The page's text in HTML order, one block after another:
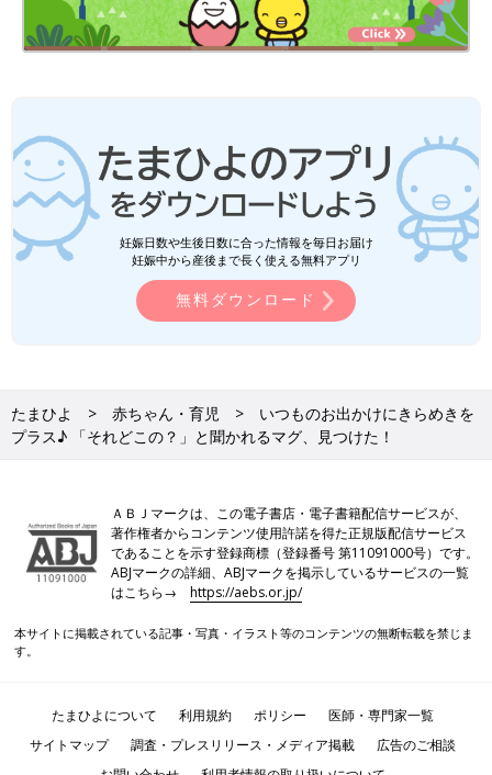
妊娠日数や生後日数に合った情報を毎日お届け
妊娠中から産後まで長く使える無料アプリ
無料ダウンロード
たまひよ 赤ちゃん・育児
いつものお出かけにきらめきを
プラス♪ 「それどこの？」と聞かれるマグ、見つけた！
ＡＢＪマークは、この電子書店・電子書籍配信サービスが、
著作権者からコンテンツ使用許諾を得た正規版配信サービス
であることを示す登録商標（登録番号 第11091000号）です。
ABJマークの詳細、ABJマークを掲示しているサービスの一覧
はこちら→https://aebs.or.jp/
本サイトに掲載されている記事・写真・イラスト等のコンテンツの無断転載を禁じま
す。
たまひよについて 利用規約 ポリシー
医師・専門家一覧
サイトマップ
調査・プレスリリース・メディア掲載
広告のご相談